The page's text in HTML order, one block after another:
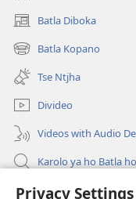
Privacy Settings
Batla Diboka
(opens
new
window)
Batla Kopano
(opens
new
window)
Tse Ntjha
Divideo
Videos with Audio
Karolo ya ho Batla ho
Tsa Molao